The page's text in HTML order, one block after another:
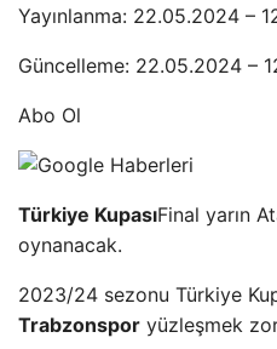
Yayınlanma: 22.05.2024 –
Güncelleme: 22.05.2024 –
Abo Ol
Türkiye KupasıFinal yarın
oynanacak.
2023/24 sezonu Türkiye
Trabzonspor yüzleşmek